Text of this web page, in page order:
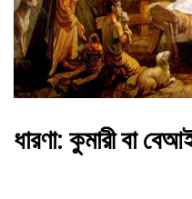
ধারণা: কুমারী বা